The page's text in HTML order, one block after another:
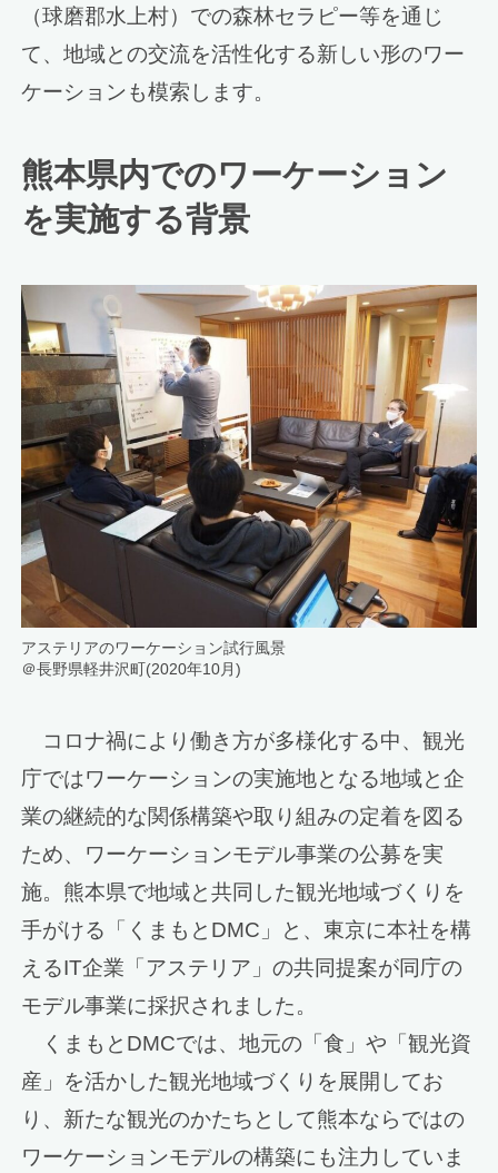
（球磨郡水上村）での森林セラピー等を通じ
て、地域との交流を活性化する新しい形のワー
ケーションも模索します。
熊本県内でのワーケーション
を実施する背景
アステリアのワーケーション試行風景
＠長野県軽井沢町(2020年10月)
コロナ禍により働き方が多様化する中、観光
庁ではワーケーションの実施地となる地域と企
業の継続的な関係構築や取り組みの定着を図る
ため、ワーケーションモデル事業の公募を実
施。熊本県で地域と共同した観光地域づくりを
手がける「くまもとDMC」と、東京に本社を構
えるIT企業「アステリア」の共同提案が同庁の
モデル事業に採択されました。
くまもとDMCでは、地元の「食」や「観光資
産」を活かした観光地域づくりを展開してお
り、新たな観光のかたちとして熊本ならではの
ワーケーションモデルの構築にも注力していま